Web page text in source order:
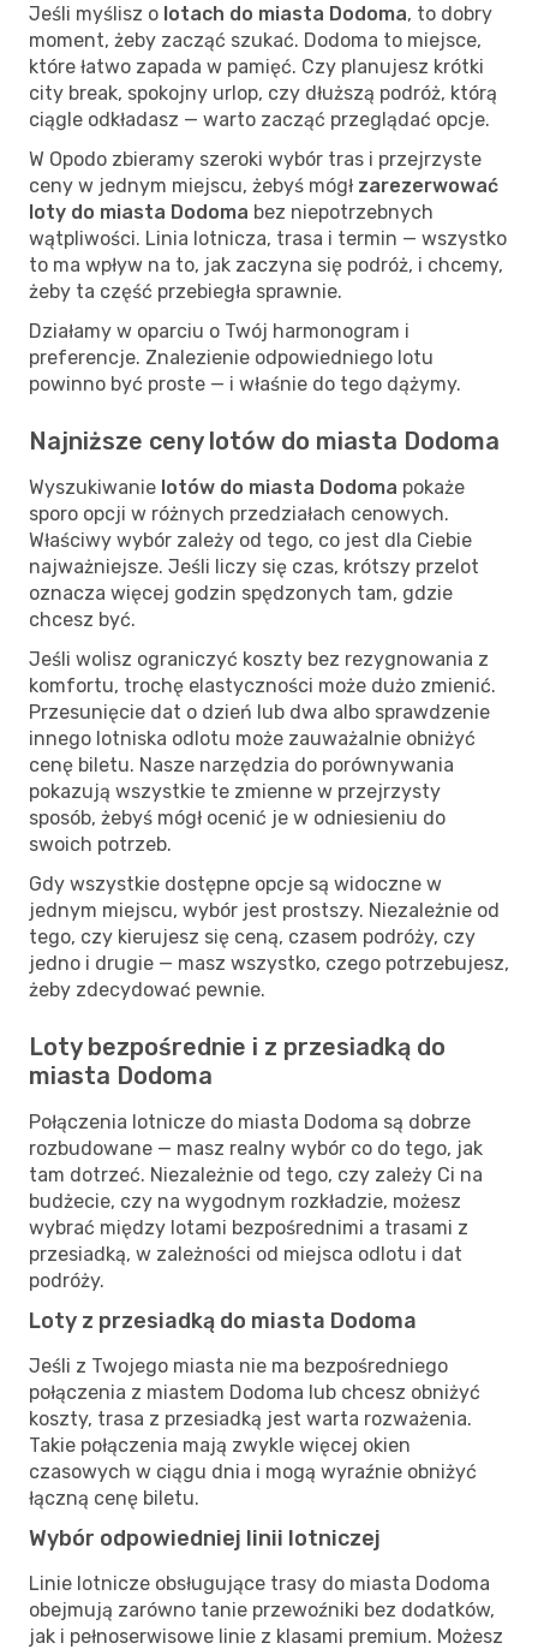
Jeśli myślisz o lotach do miasta Dodoma, to dobry
moment, żeby zacząć szukać. Dodoma to miejsce,
które łatwo zapada w pamięć. Czy planujesz krótki
city break, spokojny urlop, czy dłuższą podróż, którą
ciągle odkładasz — warto zacząć przeglądać opcje.
W Opodo zbieramy szeroki wybór tras i przejrzyste
ceny w jednym miejscu, żebyś mógł zarezerwować
loty do miasta Dodoma bez niepotrzebnych
wątpliwości. Linia lotnicza, trasa i termin — wszystko
to ma wpływ na to, jak zaczyna się podróż, i chcemy,
żeby ta część przebiegła sprawnie.
Działamy w oparciu o Twój harmonogram i
preferencje. Znalezienie odpowiedniego lotu
powinno być proste — i właśnie do tego dążymy.
Najniższe ceny lotów do miasta Dodoma
Wyszukiwanie lotów do miasta Dodoma pokaże
sporo opcji w różnych przedziałach cenowych.
Właściwy wybór zależy od tego, co jest dla Ciebie
najważniejsze. Jeśli liczy się czas, krótszy przelot
oznacza więcej godzin spędzonych tam, gdzie
chcesz być.
Jeśli wolisz ograniczyć koszty bez rezygnowania z
komfortu, trochę elastyczności może dużo zmienić.
Przesunięcie dat o dzień lub dwa albo sprawdzenie
innego lotniska odlotu może zauważalnie obniżyć
cenę biletu. Nasze narzędzia do porównywania
pokazują wszystkie te zmienne w przejrzysty
sposób, żebyś mógł ocenić je w odniesieniu do
swoich potrzeb.
Gdy wszystkie dostępne opcje są widoczne w
jednym miejscu, wybór jest prostszy. Niezależnie od
tego, czy kierujesz się ceną, czasem podróży, czy
jedno i drugie — masz wszystko, czego potrzebujesz,
żeby zdecydować pewnie.
Loty bezpośrednie i z przesiadką do
miasta Dodoma
Połączenia lotnicze do miasta Dodoma są dobrze
rozbudowane — masz realny wybór co do tego, jak
tam dotrzeć. Niezależnie od tego, czy zależy Ci na
budżecie, czy na wygodnym rozkładzie, możesz
wybrać między lotami bezpośrednimi a trasami z
przesiadką, w zależności od miejsca odlotu i dat
podróży.
Loty z przesiadką do miasta Dodoma
Jeśli z Twojego miasta nie ma bezpośredniego
połączenia z miastem Dodoma lub chcesz obniżyć
koszty, trasa z przesiadką jest warta rozważenia.
Takie połączenia mają zwykle więcej okien
czasowych w ciągu dnia i mogą wyraźnie obniżyć
łączną cenę biletu.
Wybór odpowiedniej linii lotniczej
Linie lotnicze obsługujące trasy do miasta Dodoma
obejmują zarówno tanie przewoźniki bez dodatków,
jak i pełnoserwisowe linie z klasami premium. Możesz